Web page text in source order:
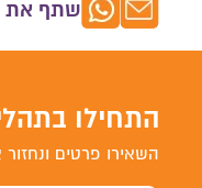
שתף את
התחילו
השאירו פרטים ונחזור